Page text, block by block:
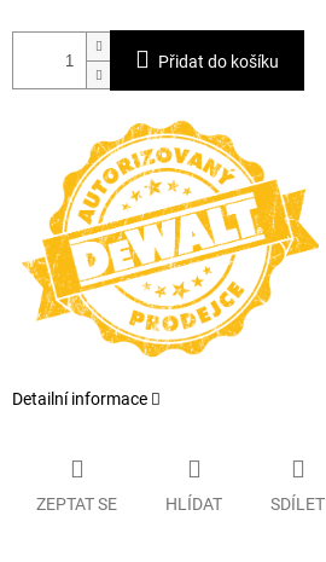
Přidat do košíku
Detailní informace
ZEPTAT SE HLÍDAT SDÍLET